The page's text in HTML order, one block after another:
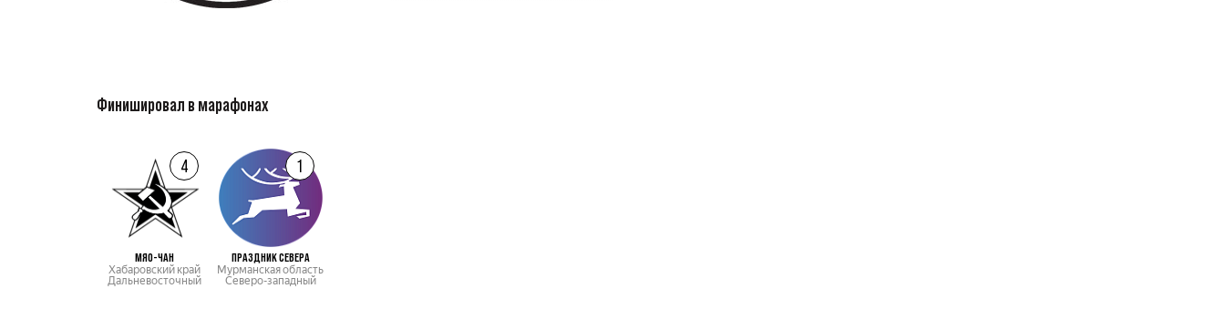
Финишировал в марафонах
4
МЯО-ЧАН
Хабаровский край
Дальневосточный
1
ПРАЗДНИК СЕВЕРА
Мурманская область
Северо-западный